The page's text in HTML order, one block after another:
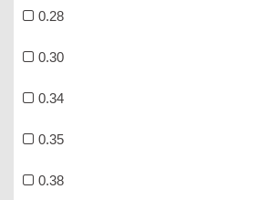
0.28
0.30
0.34
0.35
0.38